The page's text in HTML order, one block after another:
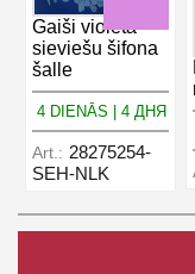
Gaiši violeta
sieviešu šifona
šalle
4 DIENĀS | 4 ДНЯ
Art.: 28275254-
SEH-NLK